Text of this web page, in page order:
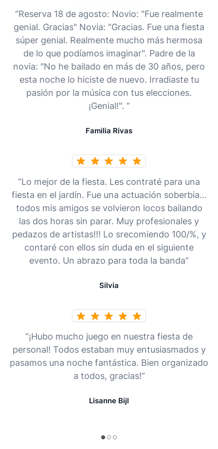
“Reserva 18 de agosto: Novio: "Fue realmente
genial. Gracias" Novia: "Gracias. Fue una fiesta
súper genial. Realmente mucho más hermosa
de lo que podíamos imaginar". Padre de la
novia: "No he bailado en más de 30 años, pero
esta noche lo hiciste de nuevo. Irradiaste tu
pasión por la música con tus elecciones.
¡Genial!". ”
Familia Rivas
“Lo mejor de la fiesta. Les contraté para una
fiesta en el jardín. Fue una actuación soberbia…
todos mis amigos se volvieron locos bailando
las dos horas sin parar. Muy profesionales y
pedazos de artistas!!! Lo srecomiendo 100/%, y
contaré con ellos sin duda en el siguiente
evento. Un abrazo para toda la banda”
Silvia
“¡Hubo mucho juego en nuestra fiesta de
personal! Todos estaban muy entusiasmados y
pasamos una noche fantástica. Bien organizado
a todos, gracias!”
Lisanne Bijl